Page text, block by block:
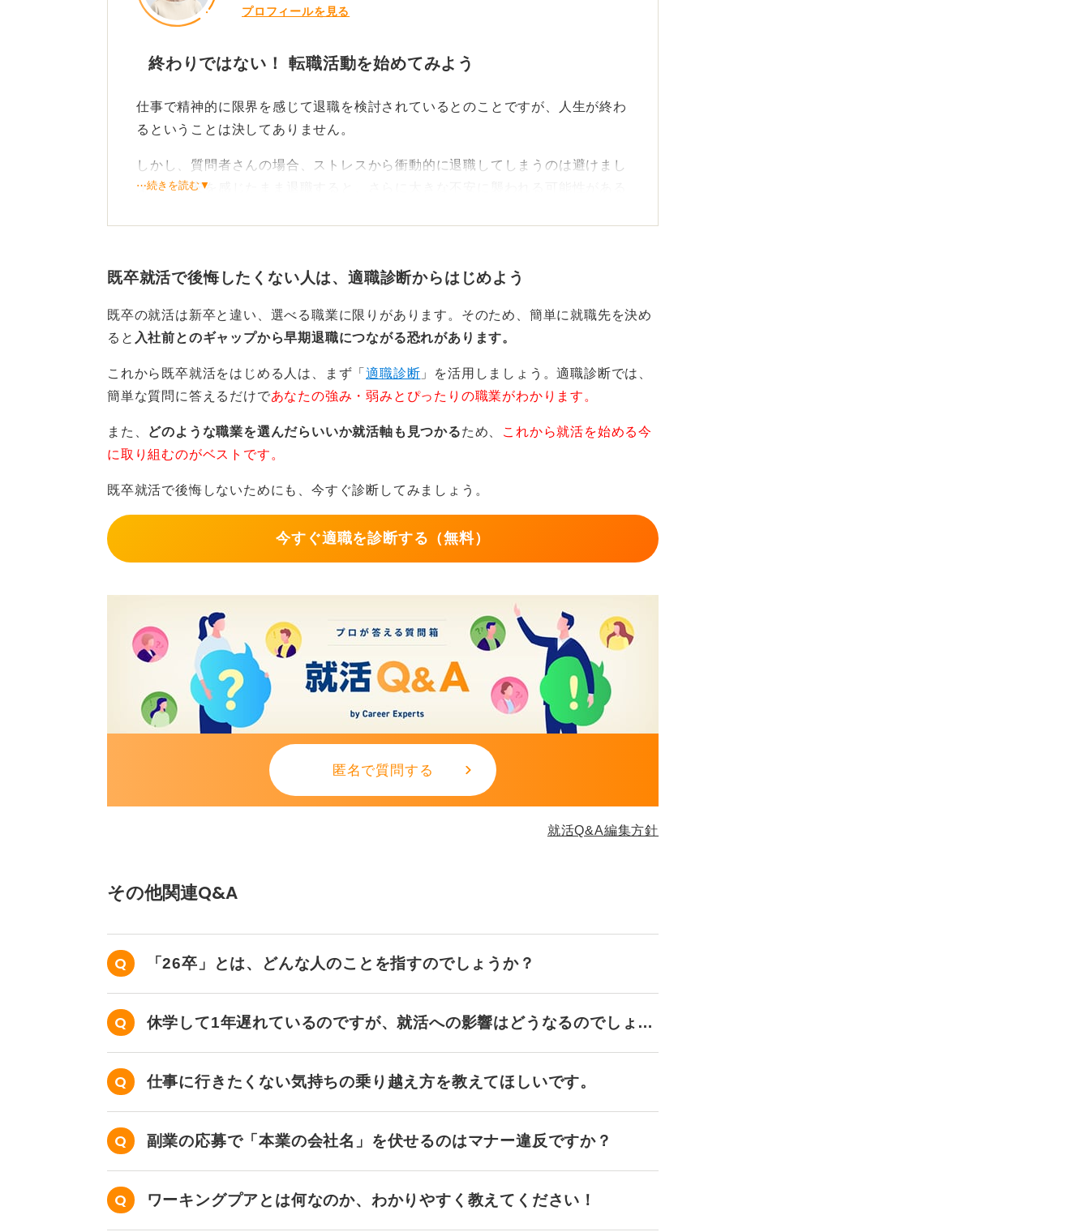
0 プロフィールを見る
終わりではない！ 転職活動を始めてみよう
仕事で精神的に限界を感じて退職を検討されているとのことですが、人生が終わ
るということは決してありません。
しかし、質問者さんの場合、ストレスから衝動的に退職してしまうのは避けまし
ょう。不安を感じたまま退職すると、さらに大きな不安に襲われる可能性がある
おすすめします。
休職や医療機関の受診も視野に入れよう
もしストレスが激しく、出社が困難な状況であれば、いったん休職することも選
択肢の一つです。医師の診断があれば、休職しながら傷病手当の受給などのサポ
ートを受けられる場合もあります。
不眠など、心身に大きな不調が出ている場合には、専門の医療機関の受診も検討
⋯続きを読む▼
既卒就活で後悔したくない人は、適職診断からはじめよう
既卒の就活は新卒と違い、選べる職業に限りがあります。そのため、簡単に就職先を決め
ると 入社前とのギャップから早期退職につながる恐れがあります。
これから既卒就活をはじめる人は、まず「適職診断 」を活用しましょう。適職診断では、
簡単な質問に答えるだけであなたの強み・弱みとぴったりの職業がわかります。
また、 どのような職業を選んだらいいか就活軸も見つかるため、
これから就活を始める今
に取り組むのがベストです。
既卒就活で後悔しないためにも、今すぐ診断してみましょう。
今すぐ適職を診断する（無料）
匿名で質問する
就活Q&A編集方針
その他関連Q&A
「26卒」とは、どんな人のことを指すのでしょうか？
休学して1年遅れているのですが、就活への影響はどうなるのでしょう
か？
仕事に行きたくない気持ちの乗り越え方を教えてほしいです。
副業の応募で「本業の会社名」を伏せるのはマナー違反ですか？
ワーキングプアとは何なのか、わかりやすく教えてください！